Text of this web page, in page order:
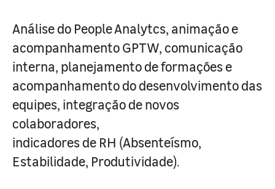
Análise do People Analytcs, animação e
acompanhamento GPTW, comunicação
interna, planejamento de formações e
acompanhamento do desenvolvimento das
equipes, integração de novos
colaboradores,
indicadores de RH (Absenteísmo,
Estabilidade, Produtividade).